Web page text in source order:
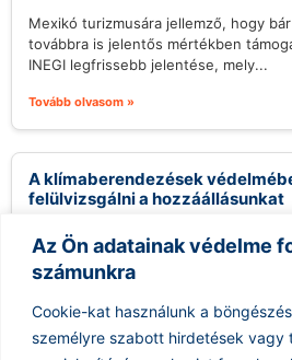
Az Ön adatainak védelme
számunkra
Cookie-kat használunk a
személyre szabott hirdetések vagy
Mexikó turizmusára jellemző, hogy
továbbra is jelentős mértékben
INEGI legfrissebb jelentése, mely...
Tovább olvasom »
A klímaberendezések
felülvizsgálni a hozzáállásunkat
2026.08.06.
A klímaberendezések használata sokak
ellentmondásos kérdést jelent,
közösségekben. Gyakran hallani
légkondicionálók felesleges...